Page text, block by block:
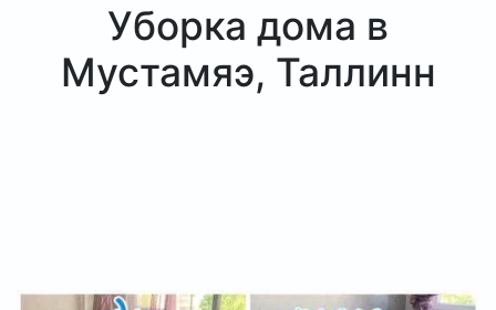
Уборка дома в
Мустамяэ, Таллинн